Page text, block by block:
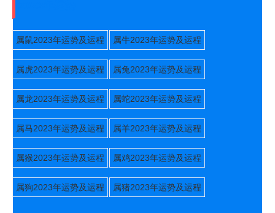
属鼠2023年运势及运程 属牛2023年运势及运程
属虎2023年运势及运程 属兔2023年运势及运程
属龙2023年运势及运程 属蛇2023年运势及运程
属马2023年运势及运程 属羊2023年运势及运程
属猴2023年运势及运程 属鸡2023年运势及运程
属狗2023年运势及运程 属猪2023年运势及运程